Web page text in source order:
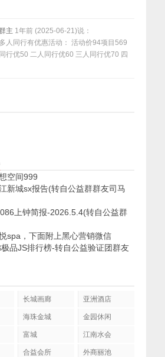
主 1年前 (2025-06-21)说：
人同行有优惠活动： 活动价94项目569
行优50 二人同行优60 三人同行优70 四
空间999
新城sx报告(转自公益群群友司马
上钟简报-2026.5.4(转自公益群
spa，下面附上黑心营销微信
品JS排行榜-转自公益验证团群友
长城画廊 亚洲酒店
海珠金城 金园休闲
富城 江南水会
合益会所 外商丽池